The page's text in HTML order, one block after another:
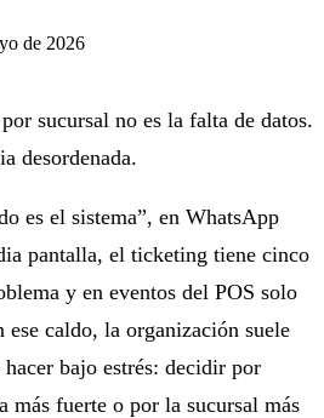
de 2026
sucursal no es la falta de datos.
desordenada.
es el sistema”, en WhatsApp
pantalla, el ticketing tiene cinco
y en eventos del POS solo
ese caldo, la organización suele
bajo estrés: decidir por
más fuerte o por la sucursal más